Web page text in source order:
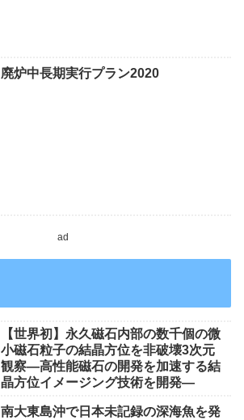
廃炉中長期実行プラン2020
ad
【世界初】永久磁石内部の数千個の微
小磁石粒子の結晶方位を非破壊3次元
観察―高性能磁石の開発を加速する結
晶方位イメージング技術を開発―
南大東島沖で日本未記録の深海魚を発